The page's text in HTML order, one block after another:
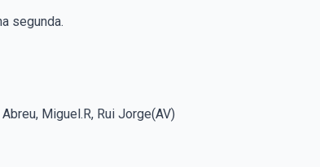
segunda.
Miguel.R, Rui Jorge(AV)